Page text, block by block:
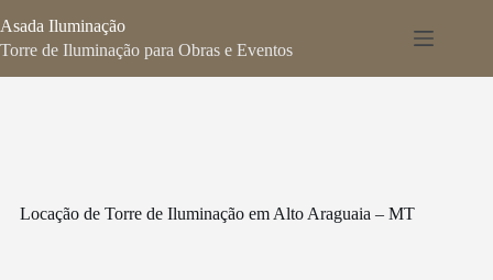
para
o
Asada Iluminação
Torre de Iluminação para Obras e Eventos
Locação de Torre de Iluminação em Alto Araguaia – MT